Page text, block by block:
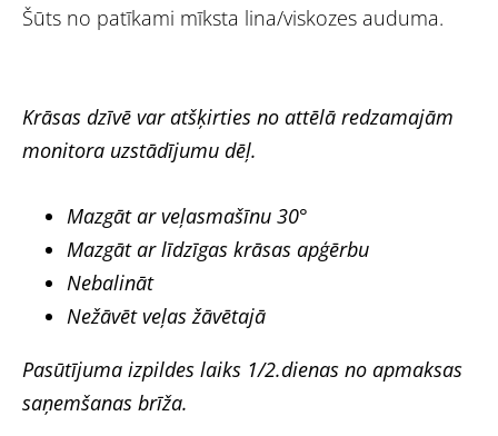
Šūts no patīkami mīksta lina/viskozes auduma.
Krāsas dzīvē var atšķirties no attēlā redzamajām
monitora uzstādījumu dēļ.
Mazgāt ar veļasmašīnu 30°
Mazgāt ar līdzīgas krāsas apģērbu
Nebalināt
Nežāvēt veļas žāvētajā
Pasūtījuma izpildes laiks 1/2.dienas no apmaksas
saņemšanas brīža.